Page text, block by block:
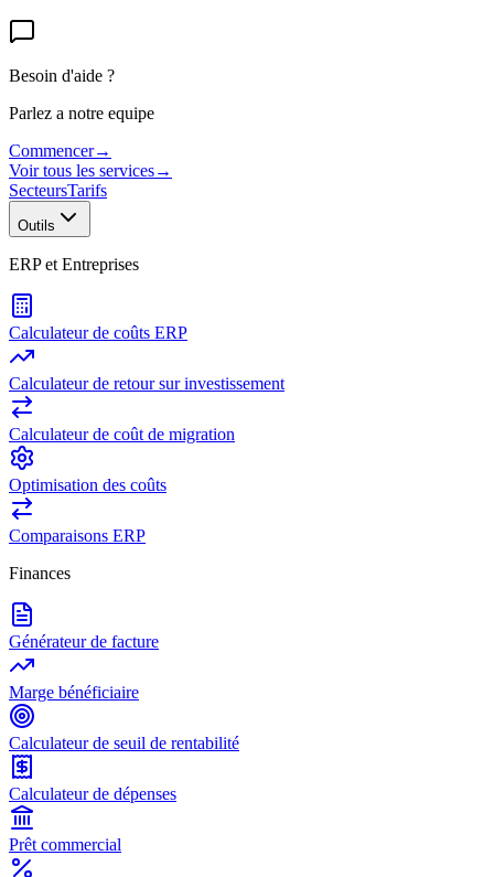
Besoin d'aide ?
Parlez a notre equipe
Commencer→
Voir tous les services→
SecteursTarifs
Outils
ERP et Entreprises
Calculateur de coûts ERP
Calculateur de retour sur investissement
Calculateur de coût de migration
Optimisation des coûts
Comparaisons ERP
Finances
Générateur de facture
Marge bénéficiaire
Calculateur de seuil de rentabilité
Calculateur de dépenses
Prêt commercial